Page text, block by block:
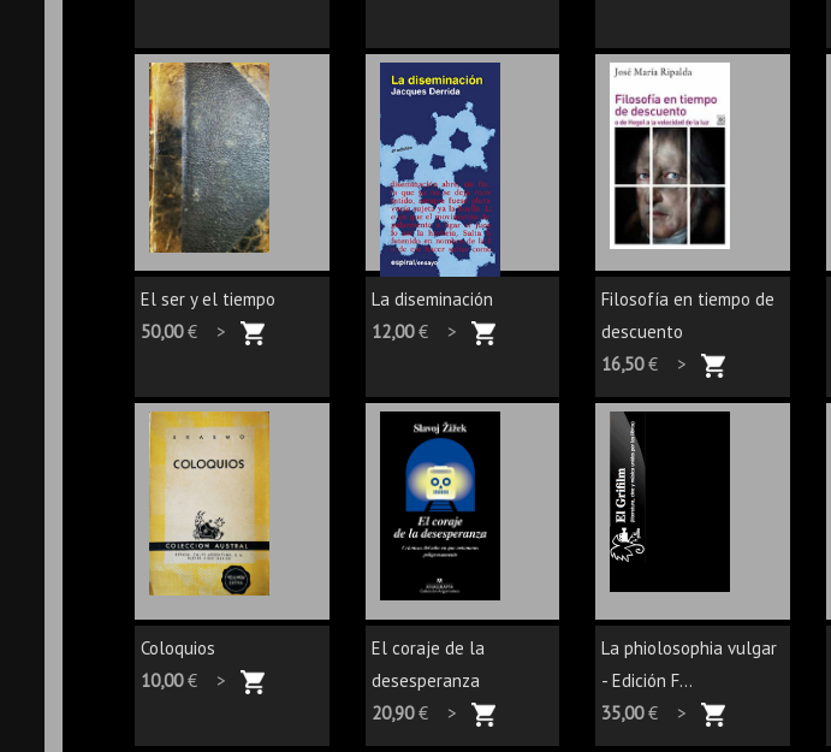
El ser y el tiempo
50,00€ >
La diseminación
12,00€ >
Filosofía en tiempo de
descuento
16,50€ >
Coloquios
10,00€ >
El coraje de la
desesperanza
20,90€ >
La phiolosophia vulgar
- Edición F...
35,00€ >